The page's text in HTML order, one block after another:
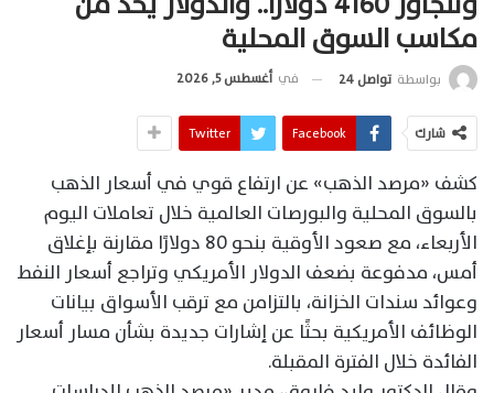
مكاسب السوق المحلية
بواسطة تواصل 24 في أغسطس 5, 2026
شارك Facebook
Twitter
كشف «مرصد الذهب» عن ارتفاع قوي في أسعار الذهب
بالسوق المحلية والبورصات العالمية خلال تعاملات اليوم
الأربعاء، مع صعود الأوقية بنحو 80 دولارًا مقارنة بإغلاق
أمس، مدفوعة بضعف الدولار الأمريكي وتراجع أسعار النفط
وعوائد سندات الخزانة، بالتزامن مع ترقب الأسواق بيانات
الوظائف الأمريكية بحثًا عن إشارات جديدة بشأن مسار أسعار
الفائدة خلال الفترة المقبلة.